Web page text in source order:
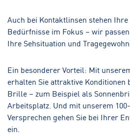
Auch bei Kontaktlinsen stehen
Bedürfnisse im Fokus – wir
Ihre Sehsituation und
Ein besonderer Vorteil: Mit
erhalten Sie attraktive Konditionen
Brille – zum Beispiel als
Arbeitsplatz. Und mit unserem
Versprechen gehen Sie bei Ihrer
ein.